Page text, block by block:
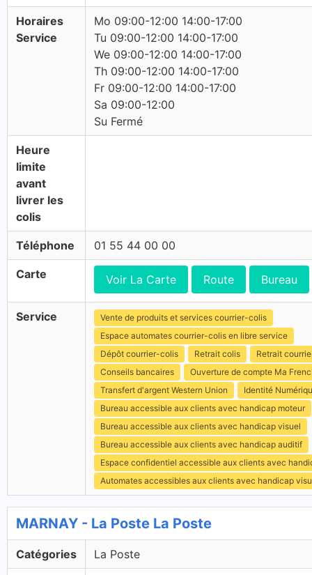
Horaires
Service
Mo 09:00-12:00 14:00-17:00
Tu 09:00-12:00 14:00-17:00
We 09:00-12:00 14:00-17:00
Th 09:00-12:00 14:00-17:00
Fr 09:00-12:00 14:00-17:00
Sa 09:00-12:00
Su Fermé
Heure
limite
avant
livrer les
colis
Téléphone 01 55 44 00 00
Carte Voir La Carte Route Bureau
Service
Vente de produits et services courrier-colis
Espace automates courrier-colis en libre service
Dépôt courrier-colis
Retrait colis
Retrait
Conseils bancaires
Ouverture de compte Ma
Transfert d'argent Western Union
Identité
Bureau accessible aux clients avec handicap moteur
Bureau accessible aux clients avec handicap visuel
Bureau accessible aux clients avec handicap auditif
Espace confidentiel accessible aux clients avec
Automates accessibles aux clients avec handicap
MARNAY - La Poste La Poste
Catégories La Poste